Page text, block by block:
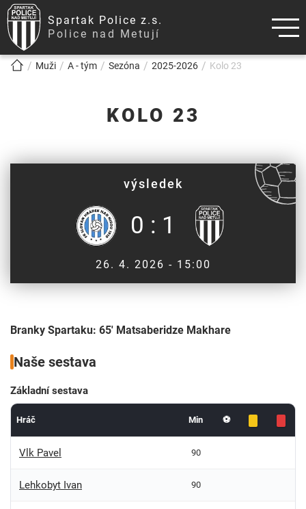
Spartak Police z.s.
Police nad Metují
!!!BREADCRUMB!!!
Muži A - tým Sezóna 2025-2026 Kolo 23
KOLO 23
výsledek
0 : 1
26. 4. 2026 - 15:00
Branky Spartaku: 65' Matsaberidze Makhare
Naše sestava
Základní sestava
Hráč Min ⚽
Vlk Pavel 90
Lehkobyt Ivan 90